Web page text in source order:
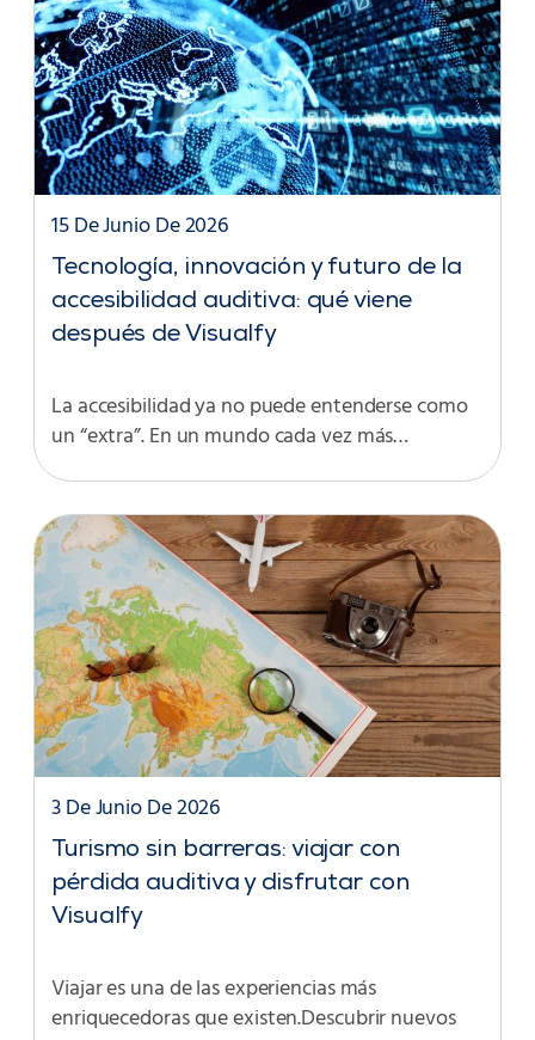
Tecnología, innovación y futuro de la
accesibilidad auditiva: qué viene
después de Visualfy
15 De Junio De 2026
La accesibilidad ya no puede entenderse como
un “extra”. En un mundo cada vez más…
Turismo sin barreras: viajar con
pérdida auditiva y disfrutar con
Visualfy
3 De Junio De 2026
Viajar es una de las experiencias más
enriquecedoras que existen.Descubrir nuevos